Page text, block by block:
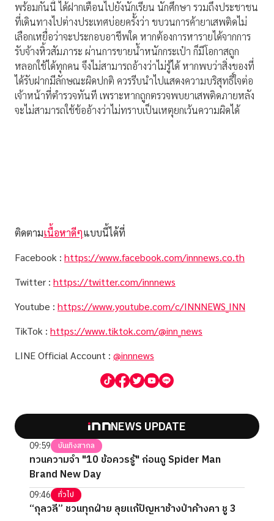
พร้อมกันนี้ ได้ฝากเตือนไปยังนักเรียน นักศึกษา รวมถึงประชาชน
ที่เดินทางไปต่างประเทศบ่อยครั้งว่า ขบวนการค้ายาเสพติดไม่
เลือกเหยื่อว่าจะประกอบอาชีพใด หากต้องการหารายได้จากการ
รับจ้างหิ้วสัมภาระ ผ่านการขายน้ำหนักกระเป๋า ก็มีโอกาสถูก
หลอกใช้ได้ทุกคน จึงไม่สามารถอ้างว่าไม่รู้ได้ หากพบว่าสิ่งของที่
ได้รับฝากมีลักษณะผิดปกติ ควรรีบนำไปแสดงความบริสุทธิ์ใจต่อ
เจ้าหน้าที่ตำรวจทันที เพราะหากถูกตรวจพบยาเสพติดภายหลัง
จะไม่สามารถใช้ข้ออ้างว่าไม่ทราบเป็นเหตุยกเว้นความผิดได้
ติดตามเนื้อหาดีๆแบบนี้ได้ที่
Facebook : https://www.facebook.com/innnews.co.th
Twitter : https://twitter.com/innnews
Youtube : https://www.youtube.com/c/INNNEWS_INN
TikTok : https://www.tiktok.com/@inn_news
LINE Official Account : @innnews
NEWS UPDATE
09:59 บันเทิงสากล
ทวนความจำ "10 ข้อควรรู้" ก่อนดู Spider Man
Brand New Day
09:46 ทั่วไป
“กุลวลี” ชวนทุกฝ่าย ลุยแก้ปัญหาช้างป่าค้างคา ชู 3